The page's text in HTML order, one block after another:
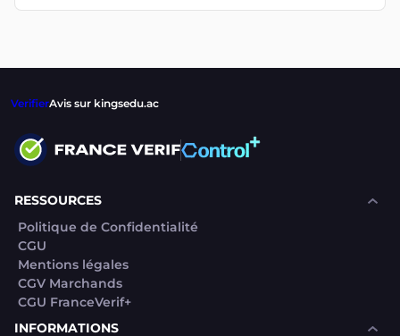
VerifierAvis sur kingsedu.ac
RESSOURCES
Politique de Confidentialité
CGU
Mentions légales
CGV Marchands
CGU FranceVerif+
INFORMATIONS